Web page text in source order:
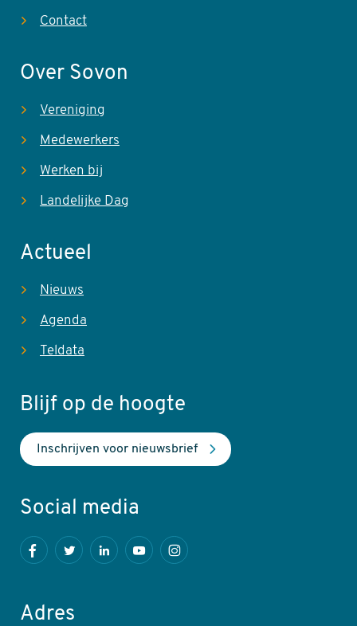
Contact
Over Sovon
Vereniging
Medewerkers
Werken bij
Landelijke Dag
Actueel
Nieuws
Agenda
Teldata
Blijf op de hoogte
Inschrijven voor nieuwsbrief
Social media
Adres